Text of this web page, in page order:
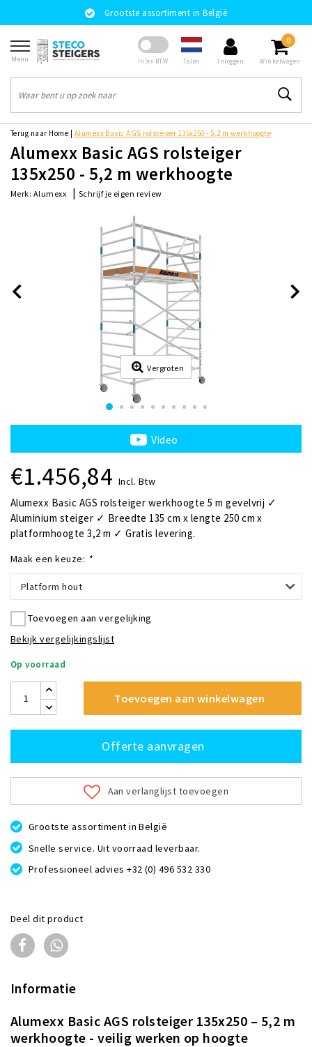
Grootste assortiment in België
Menu In/ex BTW Talen Inloggen
0
Winkelwagen
Terug naar Home Alumexx Basic AGS rolsteiger 135x250 - 5,2 m werkhoogte
Alumexx Basic AGS rolsteiger
135x250 - 5,2 m werkhoogte
Merk: Alumexx | Schrijf je eigen review
Vergroten
Video
€1.456,84 Incl. Btw
Alumexx Basic AGS rolsteiger werkhoogte 5 m gevelvrij ✓
Aluminium steiger ✓ Breedte 135 cm x lengte 250 cm x
platformhoogte 3,2 m ✓ Gratis levering.
Maak een keuze: *
Platform hout
Toevoegen aan vergelijking
Bekijk vergelijkingslijst
Op voorraad
Toevoegen aan winkelwagen
Offerte aanvragen
Aan verlanglijst toevoegen
Grootste assortiment in België
Snelle service. Uit voorraad leverbaar.
Professioneel advies +32 (0) 496 532 330
Deel dit product
Informatie
Alumexx Basic AGS rolsteiger 135x250 – 5,2 m
werkhoogte -veilig werken op hoogte